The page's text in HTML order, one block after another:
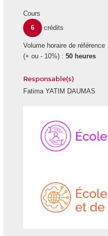
Cours
6
crédits
Volume horaire de référence
(+ ou - 10%) : 50 heures
Responsable(s)
Fatima YATIM DAUMAS